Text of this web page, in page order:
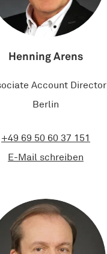
Henning Arens​
Account Director
Berlin
+49 69 50 60 37 151
E-Mail schreiben